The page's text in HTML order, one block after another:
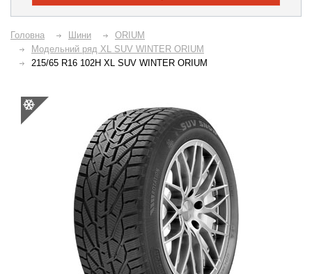
Головна Шини
ORIUM
Модельний ряд XL SUV WINTER ORIUM
215/65 R16 102H XL SUV WINTER ORIUM